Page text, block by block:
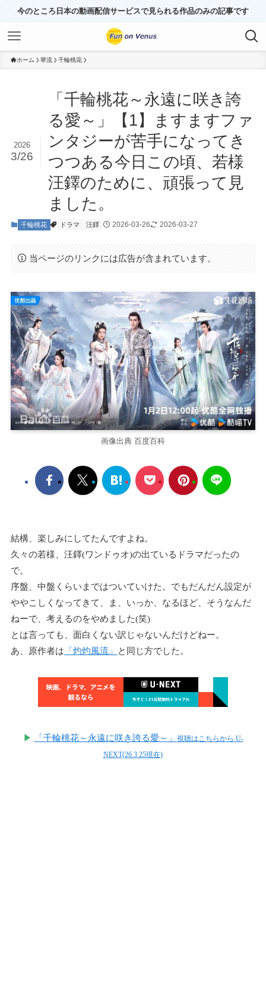
今のところ日本の動画配信サービスで見られる作品のみの記事です
ホーム 華流 千輪桃花
「千輪桃花～永遠に咲き誇
る愛～」【1】ますますファ
ンタジーが苦手になってき
つつある今日この頃、若様
汪鐸のために、頑張って見
ました。
2026
3/26
千輪桃花 ドラマ 汪鐸 2026-03-26 2026-03-27
当ページのリンクには広告が含まれています。
画像出典 百度百科
結構、楽しみにしてたんですよね。
久々の若様、汪鐸(ワンドゥオ)の出ているドラマだったの
で。
序盤、中盤くらいまではついていけた。でもだんだん設定が
ややこしくなってきて、ま、いっか、なるほど、そうなんだ
ねーで、考えるのをやめました(笑)
とは言っても、面白くない訳じゃないんだけどねー。
あ、原作者は 「灼灼風流」 と同じ方でした。
▶ 「千輪桃花～永遠に咲き誇る愛～」
視聴はこちらから U-
NEXT(26.3.25現在)